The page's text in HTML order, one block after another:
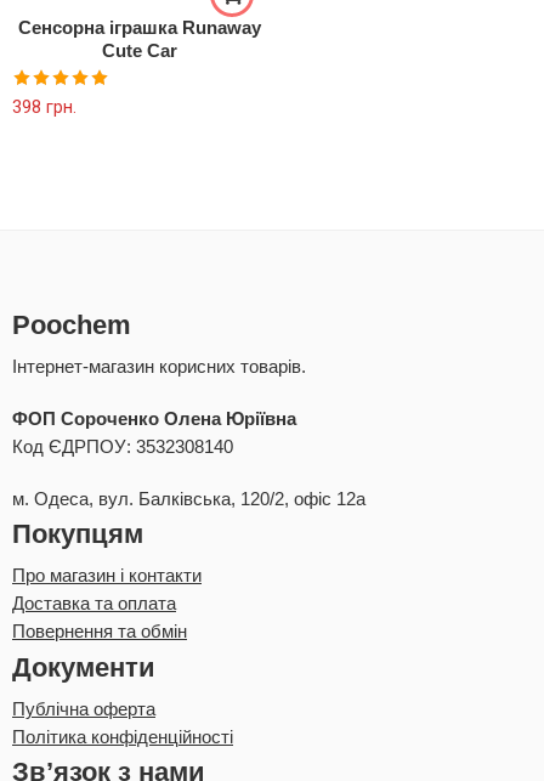
Сенсорна іграшка Runaway
Cute Car
Оцінено в
398 грн.
Poochem
Інтернет-магазин корисних товарів.
ФОП Сороченко Олена Юріївна
Код ЄДРПОУ: 3532308140
м. Одеса, вул. Балківська, 120/2, офіс 12а
Покупцям
Про магазин і контакти
Доставка та оплата
Повернення та обмін
Документи
Публічна оферта
Політика конфіденційності
Зв’язок з нами